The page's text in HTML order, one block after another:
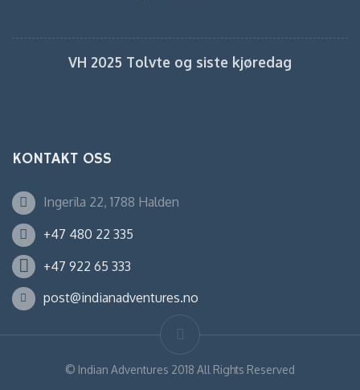
VH 2025 Tolvte og siste kjøredag
KONTAKT OSS
Ingerila 22, 1788 Halden
+47 480 22 335
+47 922 65 333
post@indianadventures.no
© Indian Adventures 2018 All Rights Reserved